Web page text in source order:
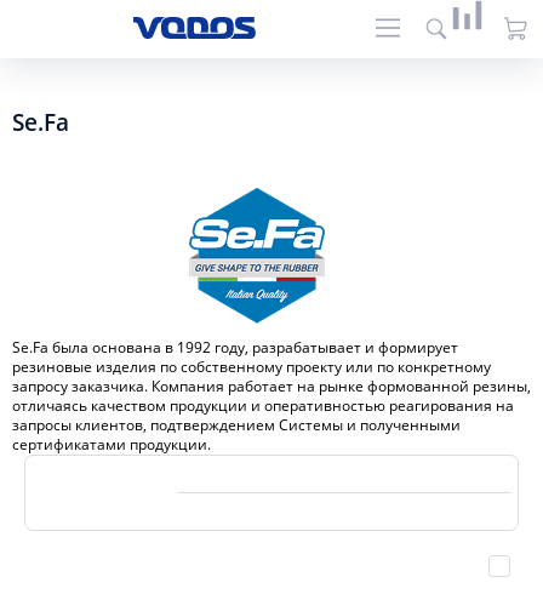
Se.Fa
Se.Fa была основана в 1992 году, разрабатывает и формирует
резиновые изделия по собственному проекту или по конкретному
запросу заказчика. Компания работает на рынке формованной резины,
отличаясь качеством продукции и оперативностью реагирования на
запросы клиентов, подтверждением Системы и полученными
сертификатами продукции.